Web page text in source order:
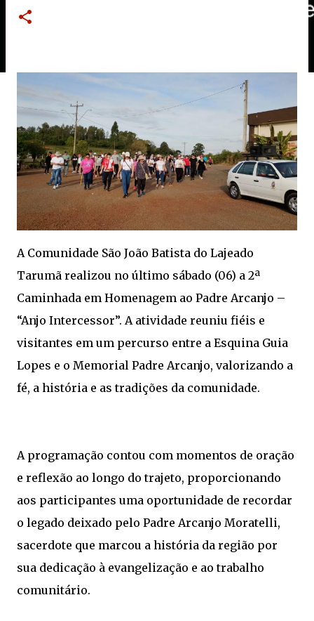
A Comunidade São João Batista do Lajeado
Tarumã realizou no último sábado (06) a 2ª
Caminhada em Homenagem ao Padre Arcanjo –
“Anjo Intercessor”. A atividade reuniu fiéis e
visitantes em um percurso entre a Esquina Guia
Lopes e o Memorial Padre Arcanjo, valorizando a
fé, a história e as tradições da comunidade.
A programação contou com momentos de oração
e reflexão ao longo do trajeto, proporcionando
aos participantes uma oportunidade de recordar
o legado deixado pelo Padre Arcanjo Moratelli,
sacerdote que marcou a história da região por
sua dedicação à evangelização e ao trabalho
comunitário.